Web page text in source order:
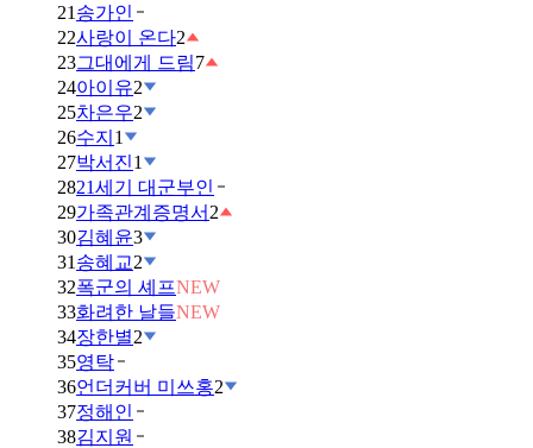
21 송가인
22사랑이 온다2
23그대에게 드림7
24아이유2
25차은우2
26수지 1
27박서진1
2821세기 대군부인
29가족관계증명서 2
30김혜윤3
31 송혜교2
32폭군의 셰프NEW
33화려한 날들NEW
34장한별2
35영탁
36언더커버 미쓰홍2
37정해인
38김지원